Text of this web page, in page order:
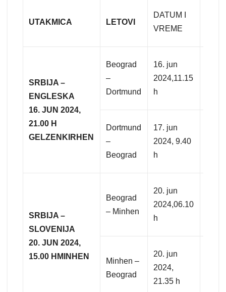
UTAKMICA LETOVI​
DATUM I
VREME
SRBIJA –
ENGLESKA
16. JUN 2024,
21.00 H
GELZENKIRHEN
Beograd
–
Dortmund
16. jun
2024,11.15
h
Dortmund
–
Beograd
17. jun
2024, 9.40
h
SRBIJA –
SLOVENIJA
20. JUN 2024,
15.00 H MINHEN
Beograd
– Minhen
20. jun
2024,06.10
h
Minhen –
Beograd
20. jun
2024,
21.35 h